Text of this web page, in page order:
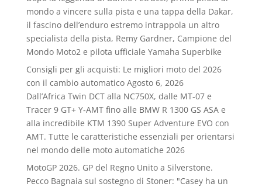
mondo a vincere sulla pista e una tappa della Dakar,
il fascino dell’enduro estremo intrappola un altro
specialista della pista, Remy Gardner, Campione del
Mondo Moto2 e pilota ufficiale Yamaha Superbike
Consigli per gli acquisti: Le migliori moto del 2026
con il cambio automatico Agosto 6, 2026
Dall’Africa Twin DCT alla NC750X, dalle MT‑07 e
Tracer 9 GT+ Y‑AMT fino alle BMW R 1300 GS ASA e
alla incredibile KTM 1390 Super Adventure EVO con
AMT. Tutte le caratteristiche essenziali per orientarsi
nel mondo delle moto automatiche 2026
MotoGP 2026. GP del Regno Unito a Silverstone.
Pecco Bagnaia sul sostegno di Stoner: "Casey ha un